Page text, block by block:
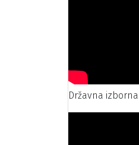
Državna izborna